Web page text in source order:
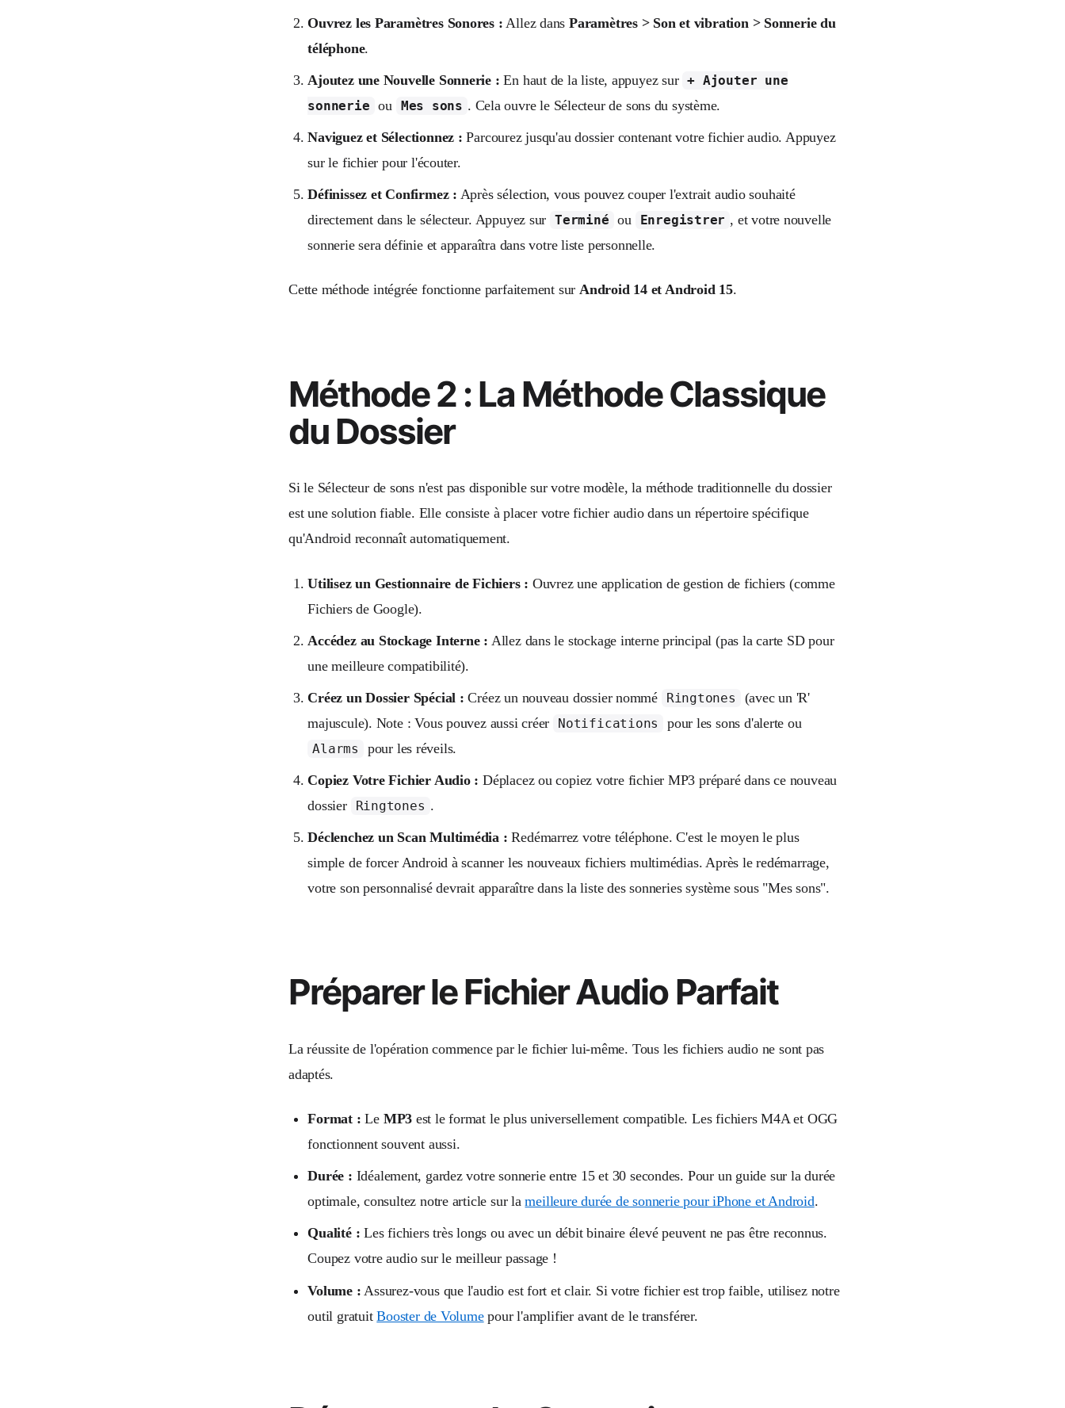
Ouvrez les Paramètres Sonores : Allez dansParamètres > Son et vibration > Sonnerie du
téléphone.
Ajoutez une Nouvelle Sonnerie : En haut de la liste, appuyez sur + Ajouter une
sonnerie ou Mes sons . Cela ouvre le Sélecteur de sons du système.
Naviguez et Sélectionnez : Parcourez jusqu'au dossier contenant votre fichier audio. Appuyez
sur le fichier pour l'écouter.
Définissez et Confirmez : Après sélection, vous pouvez couper l'extrait audio souhaité
directement dans le sélecteur. Appuyez sur Terminé ou Enregistrer , et votre nouvelle
sonnerie sera définie et apparaîtra dans votre liste personnelle.
Cette méthode intégrée fonctionne parfaitement sur Android 14 et Android 15.
Méthode 2 : La Méthode Classique
du Dossier
Si le Sélecteur de sons n'est pas disponible sur votre modèle, la méthode traditionnelle du dossier
est une solution fiable. Elle consiste à placer votre fichier audio dans un répertoire spécifique
qu'Android reconnaît automatiquement.
Utilisez un Gestionnaire de Fichiers : Ouvrez une application de gestion de fichiers (comme
Fichiers de Google).
Accédez au Stockage Interne : Allez dans le stockage interne principal (pas la carte SD pour
une meilleure compatibilité).
Créez un Dossier Spécial : Créez un nouveau dossier nommé Ringtones
(avec un 'R'
majuscule). Note : Vous pouvez aussi créer
Notifications pour les sons d'alerte ou
Alarms pour les réveils.
Copiez Votre Fichier Audio : Déplacez ou copiez votre fichier MP3 préparé dans ce nouveau
dossier
Ringtones .
Déclenchez un Scan Multimédia : Redémarrez votre téléphone. C'est le moyen le plus
simple de forcer Android à scanner les nouveaux fichiers multimédias. Après le redémarrage,
votre son personnalisé devrait apparaître dans la liste des sonneries système sous "Mes sons".
Préparer le Fichier Audio Parfait
La réussite de l'opération commence par le fichier lui-même. Tous les fichiers audio ne sont pas
adaptés.
Format : Le MP3 est le format le plus universellement compatible. Les fichiers M4A et OGG
fonctionnent souvent aussi.
Durée : Idéalement, gardez votre sonnerie entre 15 et 30 secondes. Pour un guide sur la durée
optimale, consultez notre article sur lameilleure durée de sonnerie pour iPhone et Android.
Qualité : Les fichiers très longs ou avec un débit binaire élevé peuvent ne pas être reconnus.
Coupez votre audio sur le meilleur passage !
Volume : Assurez-vous que l'audio est fort et clair. Si votre fichier est trop faible, utilisez notre
outil gratuitBooster de Volumepour l'amplifier avant de le transférer.